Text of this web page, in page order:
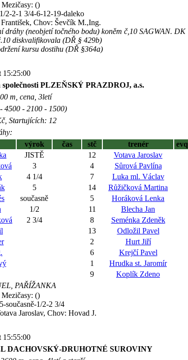
()
2-1 3/4-6-12-19-daleko
Chov: Ševčík M.,Ing.
dráhy (neobjetí točného bodu) koněm č,10 SAGWAN. DK
diskvalifikovala (DŘ § 429b)
kursu dostihu (DŘ §364a)
15:25:00
PLZEŇSKÝ PRAZDROJ, a.s.
m, cena, 3letí
4500 - 2100 - 1500)
Startujících: 12
výrok čas stč trenér
evq
JISTĚ 12
Votava Jaroslav
3 4
Sůrová Pavlína
4 1/4 7
Luka ml. Václav
5 14
Růžičková Martina
současně 5
Horáková Lenka
1/2 11
Blecha Jan
2 3/4 8
Seménka Zdeněk
13
Odložil Pavel
2
Hurt Jiří
6
Krejčí Pavel
1
Hrudka st. Jaromír
9
Koplík Zdeno
PAŘÍŽANKA
()
současně-1/2-2 3/4
Jaroslav, Chov: Hovad J.
15:55:00
DACHOVSKÝ-DRUHOTNÉ SUROVINY